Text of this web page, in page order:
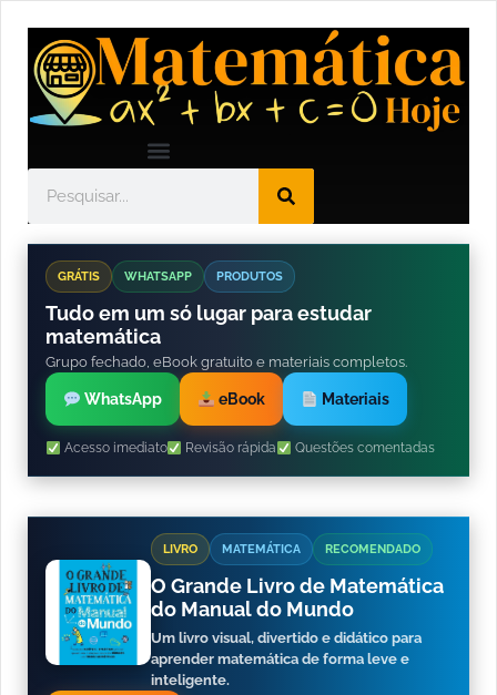
GRÁTIS WHATSAPP PRODUTOS
Tudo em um só lugar para estudar
matemática
Grupo fechado, eBook gratuito e materiais completos.
WhatsApp eBook Materiais
Acesso imediato Revisão rápida Questões comentadas
LIVRO MATEMÁTICA RECOMENDADO
O Grande Livro de Matemática
do Manual do Mundo
Um livro visual, divertido e didático para
aprender matemática de forma leve e
inteligente.